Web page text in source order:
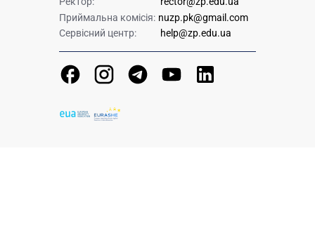
Приймальна комісія: nuzp.pk@gmail.com
Сервісний центр:
help@zp.edu.ua